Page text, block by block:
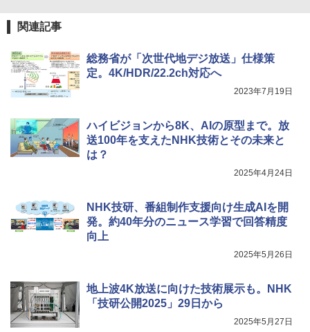
関連記事
総務省が「次世代地デジ放送」仕様策
定。4K/HDR/22.2ch対応へ
2023年7月19日
ハイビジョンから8K、AIの原型まで。放
送100年を支えたNHK技術とその未来と
は？
2025年4月24日
NHK技研、番組制作支援向け生成AIを開
発。約40年分のニュース学習で回答精度
向上
2025年5月26日
地上波4K放送に向けた技術展示も。NHK
「技研公開2025」29日から
2025年5月27日